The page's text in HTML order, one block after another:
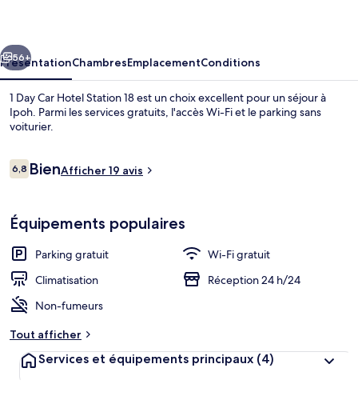
Station
18
Intérieur
Suivant
56+
PrésentationChambresEmplacementConditions
1 Day Car Hotel Station 18 est un choix excellent pour un séjour à
Ipoh. Parmi les services gratuits, l'accès Wi-Fi et le parking sans
voiturier.
Avis
voyageurs
6,86,8 sur 10
BienAfficher 19 avis
Équipements populaires
Parking gratuit
Wi-Fi gratuit
Climatisation
Réception 24 h/24
Non-fumeurs
Tout afficher
Services et équipements principaux (4)